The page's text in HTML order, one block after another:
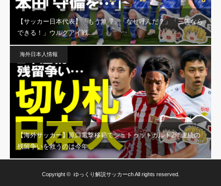
【サッカー日本代表】「もう無理」「なぜ呼んだ？」「三笘なら
できる！」ウルグアイ戦…
海外日本人情報
【海外サッカー】原口電撃移籍でシュトゥットガルト2年連続の
残留争いを救うのは今年…
Copyright © ゆっくり解説サッカーchAll rights reserved.